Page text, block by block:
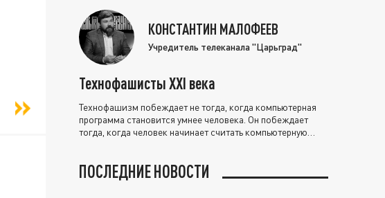
КОНСТАНТИН МАЛОФЕЕВ
Учредитель телеканала "Царьград"
Технофашисты XXI века
Технофашизм побеждает не тогда, когда компьютерная
программа становится умнее человека. Он побеждает
тогда, когда человек начинает считать компьютерную
ПОСЛЕДНИЕ НОВОСТИ